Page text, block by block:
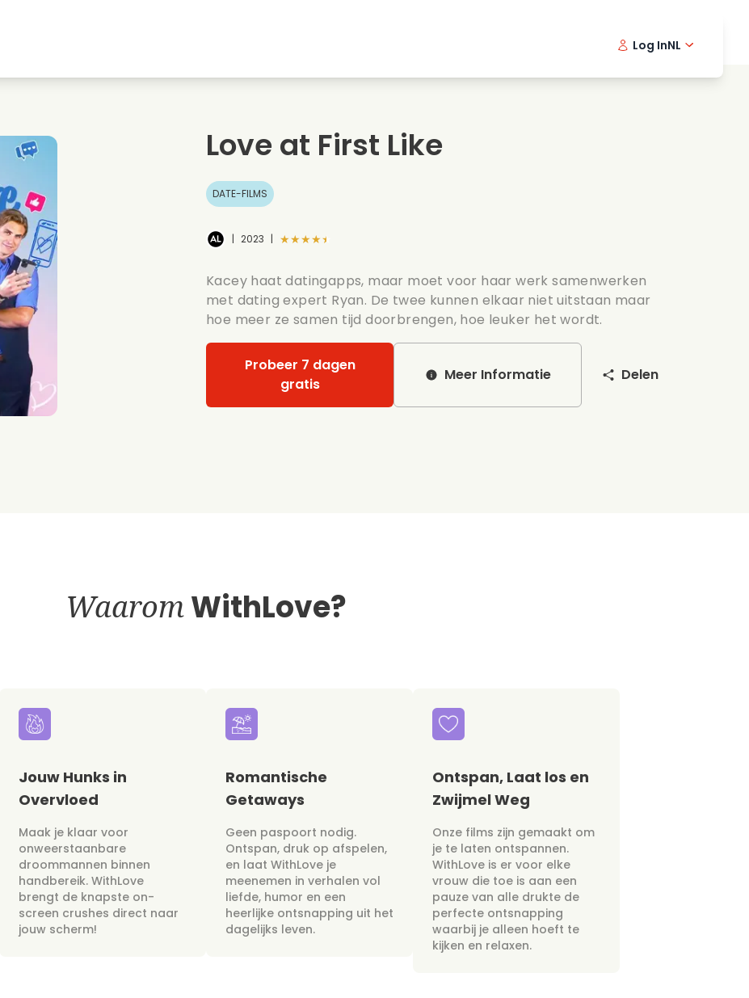
Zomerse films
Date films
Romantische series
Bruiloft
Log InNL
Love at First Like
DATE-FILMS
| 2023 | ★★★★★
Kacey haat datingapps, maar moet voor haar werk samenwerken
met dating expert Ryan. De twee kunnen elkaar niet uitstaan maar
hoe meer ze samen tijd doorbrengen, hoe leuker het wordt.
Probeer 7 dagen
gratis
Meer Informatie Delen
WaaromWithLove?
Jouw Hunks in
Overvloed
Maak je klaar voor
onweerstaanbare
droommannen binnen
handbereik. WithLove
brengt de knapste on-
screen crushes direct naar
jouw scherm!
Romantische
Getaways
Geen paspoort nodig.
Ontspan, druk op afspelen,
en laat WithLove je
meenemen in verhalen vol
liefde, humor en een
heerlijke ontsnapping uit het
dagelijks leven.
Ontspan, Laat los en
Zwijmel Weg
Onze films zijn gemaakt om
je te laten ontspannen.
WithLove is er voor elke
vrouw die toe is aan een
pauze van alle drukte de
perfecte ontsnapping
waarbij je alleen hoeft te
kijken en relaxen.